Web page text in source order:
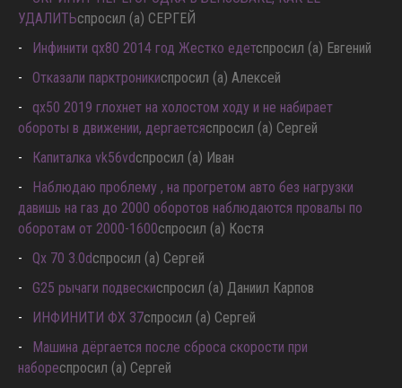
УДАЛИТЬспросил (а) СЕРГЕЙ
Инфинити qx80 2014 год Жестко едетспросил (а) Евгений
Отказали парктроникиспросил (а) Алексей
qx50 2019 глохнет на холостом ходу и не набирает
обороты в движении, дергаетсяспросил (а) Сергей
Капиталка vk56vdспросил (а) Иван
Наблюдаю проблему , на прогретом авто без нагрузки
давишь на газ до 2000 оборотов наблюдаются провалы по
оборотам от 2000-1600спросил (а) Костя
Qx 70 3.0dспросил (а) Сергей
G25 рычаги подвескиспросил (а) Даниил Карпов
ИНФИНИТИ ФХ 37спросил (а) Сергей
Машина дёргается после сброса скорости при
набореспросил (а) Сергей